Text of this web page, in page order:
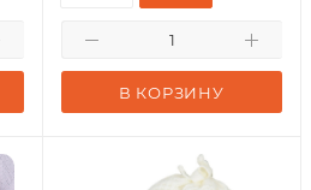
В КОРЗИНУ